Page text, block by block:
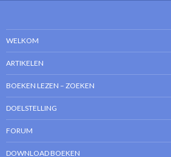
WELKOM
ARTIKELEN
BOEKEN LEZEN – ZOEKEN
DOELSTELLING
FORUM
DOWNLOAD BOEKEN